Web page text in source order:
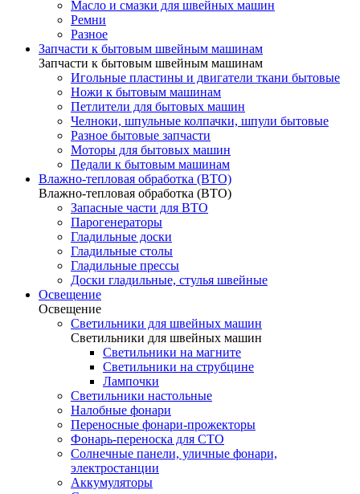
Масло и смазки для швейных машин
Ремни
Разное
Запчасти к бытовым швейным машинам
Запчасти к бытовым швейным машинам
Игольные пластины и двигатели ткани бытовые
Ножи к бытовым машинам
Петлители для бытовых машин
Челноки, шпульные колпачки, шпули бытовые
Разное бытовые запчасти
Моторы для бытовых машин
Педали к бытовым машинам
Влажно-тепловая обработка (ВТО)
Влажно-тепловая обработка (ВТО)
Запасные части для ВТО
Парогенераторы
Гладильные доски
Гладильные столы
Гладильные прессы
Доски гладильные, стулья швейные
Освещение
Освещение
Светильники для швейных машин
Светильники для швейных машин
Светильники на магните
Светильники на струбцине
Лампочки
Светильники настольные
Налобные фонари
Переносные фонари-прожекторы
Фонарь-переноска для СТО
Солнечные панели, уличные фонари,
электростанции
Аккумуляторы